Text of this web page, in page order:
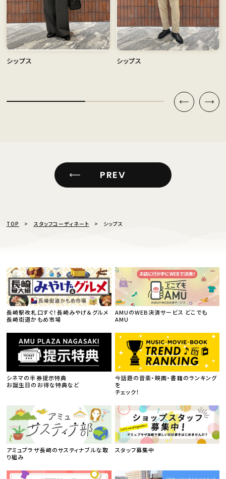
シップス シップス
PREV
TOP スタッフコーディネート シップス
長崎駅改札口すぐ！長崎みやげ＆グルメ
長崎街道かもめ市場
AMUのWEB決済サービス どこでも
AMU
シネマの半券提示特典
お誕生日のお得な特典など
今話題の音楽・映画・書籍のランキング
を
チェック！
アミュプラザ長崎のサスティナブルな取
り組み
スタッフ募集中